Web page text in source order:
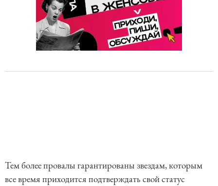
Тем более провалы гарантированы звездам, которым
все время приходится подтверждать свой статус